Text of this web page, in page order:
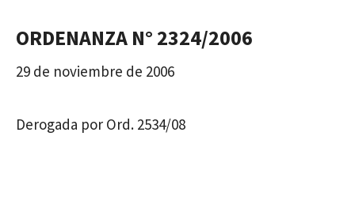
ORDENANZA N° 2324/2006
29 de noviembre de 2006
Derogada por Ord. 2534/08